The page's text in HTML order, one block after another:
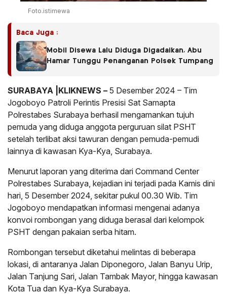
Foto.istimewa
Baca Juga :
Mobil Disewa Lalu Diduga Digadaikan, Abu
Hamar Tunggu Penanganan Polsek Tumpang
SURABAYA |KLIKNEWS – 5 Desember 2024 – Tim
Jogoboyo Patroli Perintis Presisi Sat Samapta
Polrestabes Surabaya berhasil mengamankan tujuh
pemuda yang diduga anggota perguruan silat PSHT
setelah terlibat aksi tawuran dengan pemuda-pemudi
lainnya di kawasan Kya-Kya, Surabaya.
Menurut laporan yang diterima dari Command Center
Polrestabes Surabaya, kejadian ini terjadi pada Kamis dini
hari, 5 Desember 2024, sekitar pukul 00.30 Wib. Tim
Jogoboyo mendapatkan informasi mengenai adanya
konvoi rombongan yang diduga berasal dari kelompok
PSHT dengan pakaian serba hitam.
Rombongan tersebut diketahui melintas di beberapa
lokasi, di antaranya Jalan Diponegoro, Jalan Banyu Urip,
Jalan Tanjung Sari, Jalan Tambak Mayor, hingga kawasan
Kota Tua dan Kya-Kya Surabaya.